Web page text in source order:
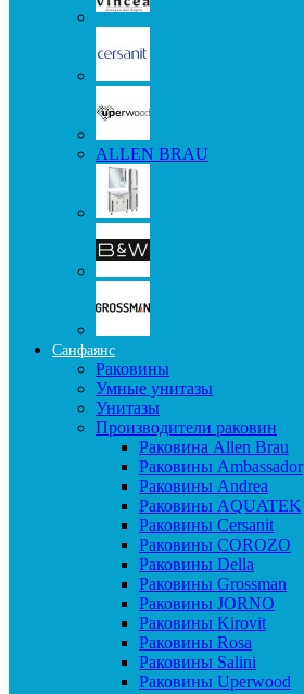
ALLEN BRAU
Санфаянс
Раковины
Умные унитазы
Унитазы
Производители раковин
Раковина Allen Brau
Раковины Ambassador
Раковины Andrea
Раковины AQUATEK
Раковины Cersanit
Раковины COROZO
Раковины Della
Раковины Grossman
Раковины JORNO
Раковины Kirovit
Раковины Rosa
Раковины Salini
Раковины Uperwood